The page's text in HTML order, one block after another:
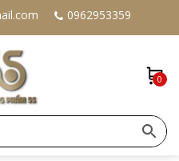
0962953359
0